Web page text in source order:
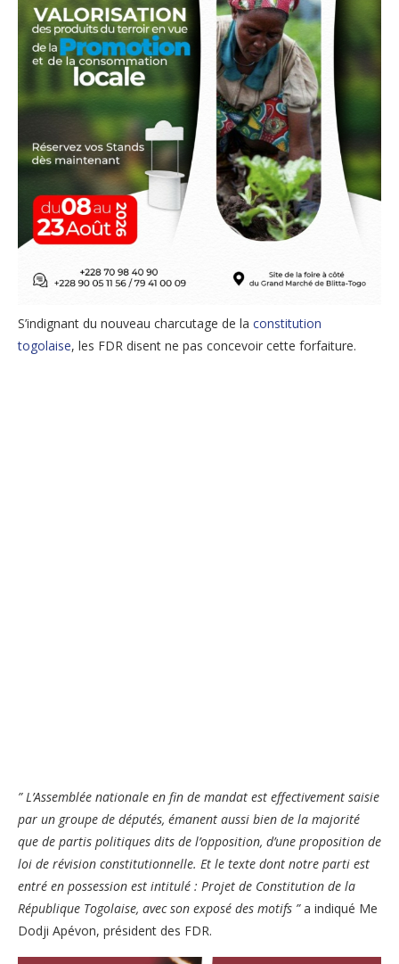
S’indignant du nouveau charcutage de la constitution
togolaise, les FDR disent ne pas concevoir cette forfaiture.
” L’Assemblée nationale en fin de mandat est effectivement saisie
par un groupe de députés, émanent aussi bien de la majorité
que de partis politiques dits de l’opposition, d’une proposition de
loi de révision constitutionnelle. Et le texte dont notre parti est
entré en possession est intitulé : Projet de Constitution de la
République Togolaise, avec son exposé des motifs ”a indiqué Me
Dodji Apévon, président des FDR.